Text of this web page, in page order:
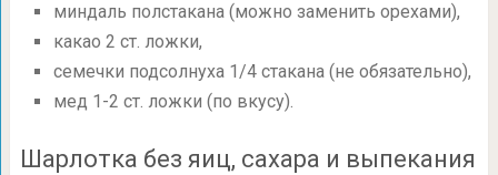
миндаль полстакана (можно заменить орехами),
какао 2 ст. ложки,
семечки подсолнуха 1/4 стакана (не обязательно),
мед 1-2 ст. ложки (по вкусу).
Шарлотка без яиц, сахара и выпекания